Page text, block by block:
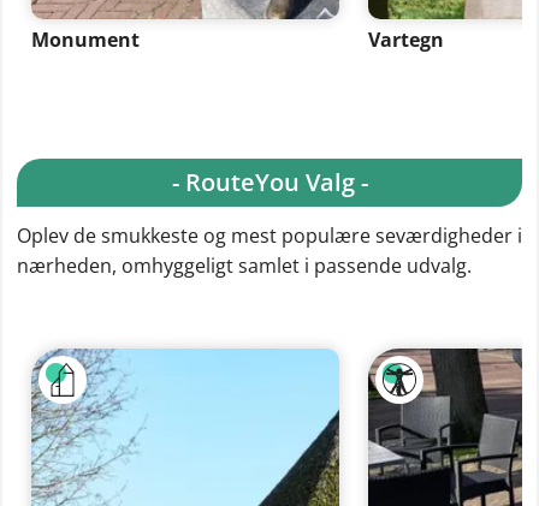
Monument Vartegn
- RouteYou Valg -
Oplev de smukkeste og mest populære seværdigheder i
nærheden, omhyggeligt samlet i passende udvalg.